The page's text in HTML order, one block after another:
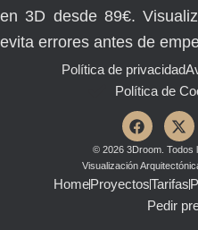
en 3D desde 89€.
evita errores antes de
Política de privacidad
Política de
F
a
c
e
b
o
X
-
t
w
i
t
© 2026 3Droom. Todos
Visualización
HomeProyectosTarifas
Pedir